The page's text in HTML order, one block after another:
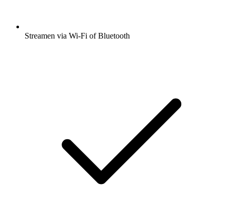
Streamen via Wi-Fi of Bluetooth